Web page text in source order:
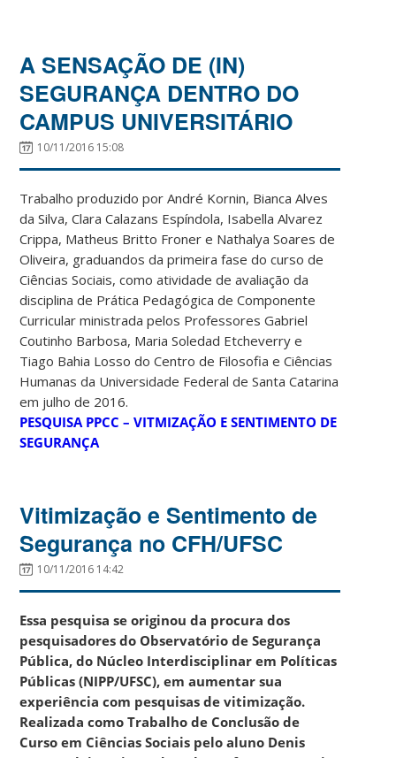
A SENSAÇÃO DE (IN)
SEGURANÇA DENTRO DO
CAMPUS UNIVERSITÁRIO
10/11/2016 15:08
Trabalho produzido por André Kornin, Bianca Alves
da Silva, Clara Calazans Espíndola, Isabella Alvarez
Crippa, Matheus Britto Froner e Nathalya Soares de
Oliveira, graduandos da primeira fase do curso de
Ciências Sociais, como atividade de avaliação da
disciplina de Prática Pedagógica de Componente
Curricular ministrada pelos Professores Gabriel
Coutinho Barbosa, Maria Soledad Etcheverry e
Tiago Bahia Losso do Centro de Filosofia e Ciências
Humanas da Universidade Federal de Santa Catarina
em julho de 2016.
PESQUISA PPCC – VITMIZAÇÃO E SENTIMENTO DE
SEGURANÇA
Vitimização e Sentimento de
Segurança no CFH/UFSC
10/11/2016 14:42
Essa pesquisa se originou da procura dos
pesquisadores do Observatório de Segurança
Pública, do Núcleo Interdisciplinar em Políticas
Públicas (NIPP/UFSC), em aumentar sua
experiência com pesquisas de vitimização.
Realizada como Trabalho de Conclusão de
Curso em Ciências Sociais pelo aluno Denis